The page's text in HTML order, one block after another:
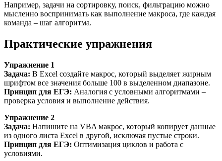
Например, задачи на сортировку, поиск, фильтрацию можно
мысленно воспринимать как выполнение макроса, где каждая
команда – шаг алгоритма.
Практические упражнения
Упражнение 1
Задача: В Excel создайте макрос, который выделяет жирным
шрифтом все значения больше 100 в выделенном диапазоне.
Принцип для ЕГЭ: Аналогия с условными алгоритмами –
проверка условия и выполнение действия.
Упражнение 2
Задача: Напишите на VBA макрос, который копирует данные
из одного листа Excel в другой, исключая пустые строки.
Принцип для ЕГЭ: Оптимизация циклов и работа с
условиями.